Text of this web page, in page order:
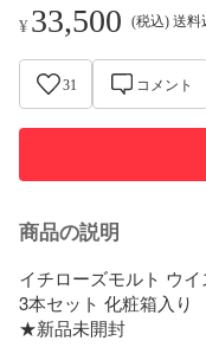
¥33,500 (税込) 送料
31 コメント
商品の説明
イチローズモルト ウイ
3本セット 化粧箱入り
★新品未開封